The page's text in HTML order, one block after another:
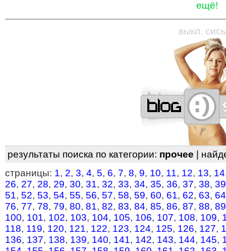
ещё!
—————————————————
выкл.
результаты поиска по категории: прочее |
страницы: 1, 2, 3, 4, 5, 6, 7, 8, 9, 10, 11, 12, 13, 14
26, 27, 28, 29, 30, 31, 32, 33, 34, 35, 36, 37, 38, 39
51, 52, 53, 54, 55, 56, 57, 58, 59, 60, 61, 62, 63, 64
76, 77, 78, 79, 80, 81, 82, 83, 84, 85, 86, 87, 88, 89
100, 101, 102, 103, 104, 105, 106, 107, 108, 109,
118, 119, 120, 121, 122, 123, 124, 125, 126, 127,
136, 137, 138, 139, 140, 141, 142, 143, 144, 145,